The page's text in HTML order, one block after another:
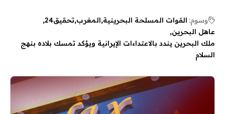
وسوم: القوات المسلحة البحرينية المغرب تحقيق24
عاهل البحرين
ملك البحرين يندد بالاعتداءات الإيرانية ويؤكد تمسك بلاده بنهج
السلام